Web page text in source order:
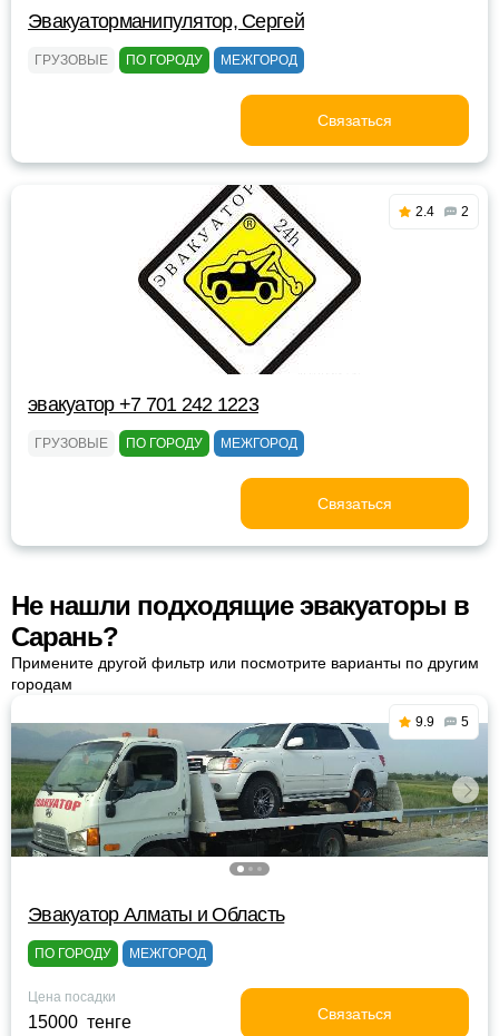
Эвакуаторманипулятор, Сергей
ГРУЗОВЫЕ ПО ГОРОДУ МЕЖГОРОД
Связаться
2.4 2
эвакуатор +7 701 242 1223
ГРУЗОВЫЕ ПО ГОРОДУ МЕЖГОРОД
Связаться
Не нашли подходящие эвакуаторы в
Сарань?
Примените другой фильтр или посмотрите варианты по другим
городам
9.9 5
Эвакуатор Алматы и Область
ПО ГОРОДУ МЕЖГОРОД
Цена посадки
15000 тенге Связаться